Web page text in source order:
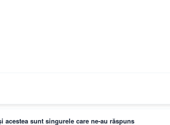
sunt singurele care ne-au răspuns